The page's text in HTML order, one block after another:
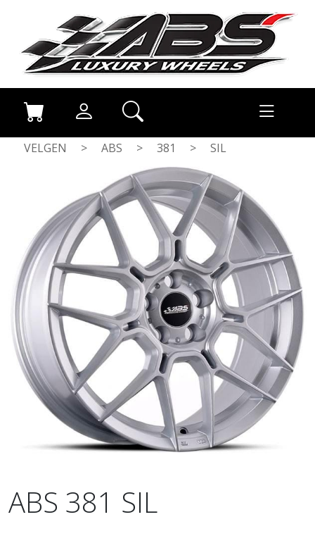
VELGEN > ABS > 381 > SIL
ABS 381 SIL